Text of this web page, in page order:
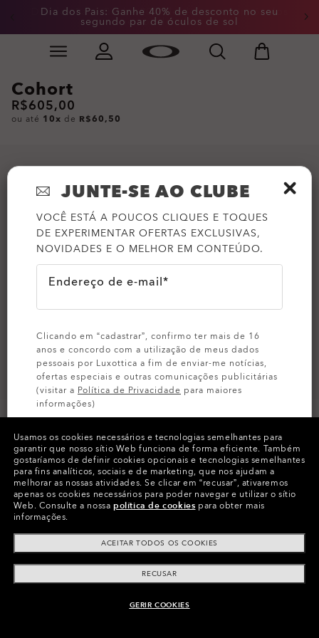
Skip to
Dia dos Pais: Ganhe 20% de desconto em óculos
personalizados
Dia dos Pais: Ganhe 40% de desconto no seu
segundo par de óculos de sol
Slide 3 of 4. Dia dos Pais: Ganhe 40% de desconto
INDISPONÍVEL ON-LINE, VEJA SIMILARES
Cohort
R$605,00
ou até 10x de R$60,50
Tamanho:Tamanho único
VestibilidadePadrão - Ponte Alta
Ver Guia Tamanhos
(+1,50 a –1,50). Leve, durável e perfeita para usuários casuais.
TRANSITIONS®
XTRACTIVE® NEW
Informação do produto
Usamos os cookies necessários e tecnologias semelhantes para
garantir que nosso sítio Web funciona de forma eficiente. Também
gostaríamos de definir cookies opcionais e tecnologias semelhantes
para fins analíticos, sociais e de marketing, que nos ajudam a
melhorar as nossas atividades. Se clicar em “recusar”, ativaremos
apenas os cookies necessários para poder navegar e utilizar o sítio
Web. Consulte a nossapolítica de cookies para obter mais
informações.
ACEITAR TODOS OS COOKIES
RECUSAR
GERIR COOKIES
JUNTE-SE AO CLUBE
VOCÊ ESTÁ A POUCOS CLIQUES E TOQUES
DE EXPERIMENTAR OFERTAS EXCLUSIVAS,
NOVIDADES E O MELHOR EM CONTEÚDO.
Endereço de e-mail*
Clicando em “cadastrar”, confirmo ter mais de 16
anos e concordo com a utilização de meus dados
pessoais por Luxottica a fim de enviar-me notícias,
ofertas especiais e outras comunicações publicitárias
(visitar a Política de Privacidade para maiores
informações)
INSCREVA-SE